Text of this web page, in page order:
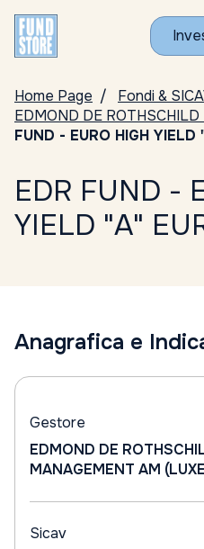
Home Page Fondi &
EDMOND DE
FUND - EURO HIGH YIELD
EDR FUND -
YIELD "A"
Anagrafica e
Gestore
EDMOND DE
MANAGEMENT AM
Sicav